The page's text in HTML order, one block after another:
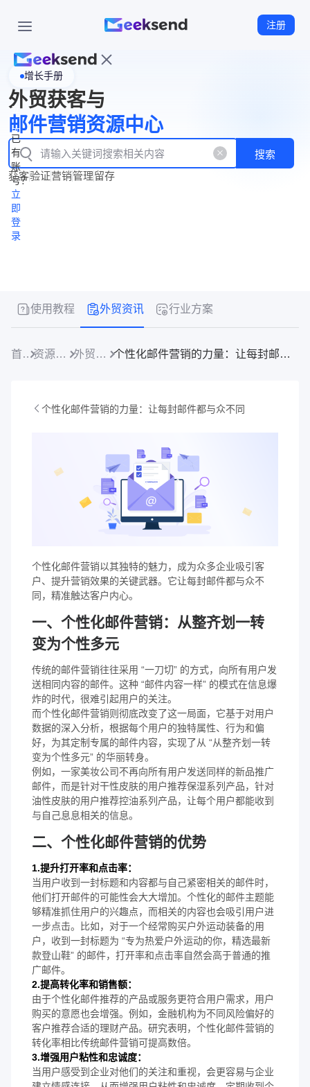
注册
页
WhatsApp
企业号
New
产
品
功
能
产
品
价
格
资
源
中
心
立
即
注
册
已
有
账
号？
立
即
登
录
增长手册
外贸获客与
邮件营销资源中心
搜索
获客验证营销管理留存
使用教程 外贸资讯 行业方案
首页 资源中心 外贸资讯 个性化邮件营销的力量：让每封邮件都与众不同
个性化邮件营销的力量：让每封邮件都与众不同
个性化邮件营销以其独特的魅力，成为众多企业吸引客
户、提升营销效果的关键武器。它让每封邮件都与众不
同，精准触达客户内心。
一、个性化邮件营销：从整齐划一转
变为个性多元
传统的邮件营销往往采用 “一刀切” 的方式，向所有用户发
送相同内容的邮件。这种 “邮件内容一样” 的模式在信息爆
炸的时代，很难引起用户的关注。
而个性化邮件营销则彻底改变了这一局面，它基于对用户
数据的深入分析，根据每个用户的独特属性、行为和偏
好，为其定制专属的邮件内容，实现了从 “从整齐划一转
变为个性多元” 的华丽转身。
例如，一家美妆公司不再向所有用户发送同样的新品推广
邮件，而是针对干性皮肤的用户推荐保湿系列产品，针对
油性皮肤的用户推荐控油系列产品，让每个用户都能收到
与自己息息相关的信息。
二、个性化邮件营销的优势
1.提升打开率和点击率：
当用户收到一封标题和内容都与自己紧密相关的邮件时，
他们打开邮件的可能性会大大增加。个性化的邮件主题能
够精准抓住用户的兴趣点，而相关的内容也会吸引用户进
一步点击。比如，对于一个经常购买户外运动装备的用
户，收到一封标题为 “专为热爱户外运动的你，精选最新
款登山鞋” 的邮件，打开率和点击率自然会高于普通的推
广邮件。
2.提高转化率和销售额：
由于个性化邮件推荐的产品或服务更符合用户需求，用户
购买的意愿也会增强。例如，金融机构为不同风险偏好的
客户推荐合适的理财产品。研究表明，个性化邮件营销的
转化率相比传统邮件营销可提高数倍。
3.增强用户粘性和忠诚度：
当用户感受到企业对他们的关注和重视，会更容易与企业